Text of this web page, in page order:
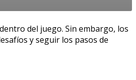
del juego. Sin embargo, los
y seguir los pasos de